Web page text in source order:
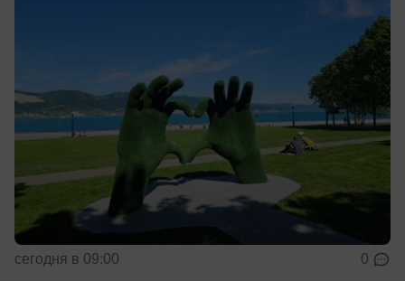
сегодня в 09:00 0